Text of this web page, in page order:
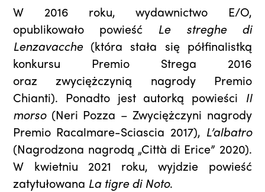
W 2016 roku, wydawnictwo E/O,
opublikowało powieść Le streghe di
Lenzavacche(która stała się półfinalistką
konkursu Premio Strega 2016
oraz zwyciężczynią nagrody Premio
Chianti). Ponadto jest autorką powieści Il
morso (Neri Pozza – Zwyciężczyni nagrody
Premio Racalmare-Sciascia 2017), L’albatro
(Nagrodzona nagrodą „Città di Erice” 2020).
W kwietniu 2021 roku, wyjdzie powieść
zatytułowana La tigre di Noto.